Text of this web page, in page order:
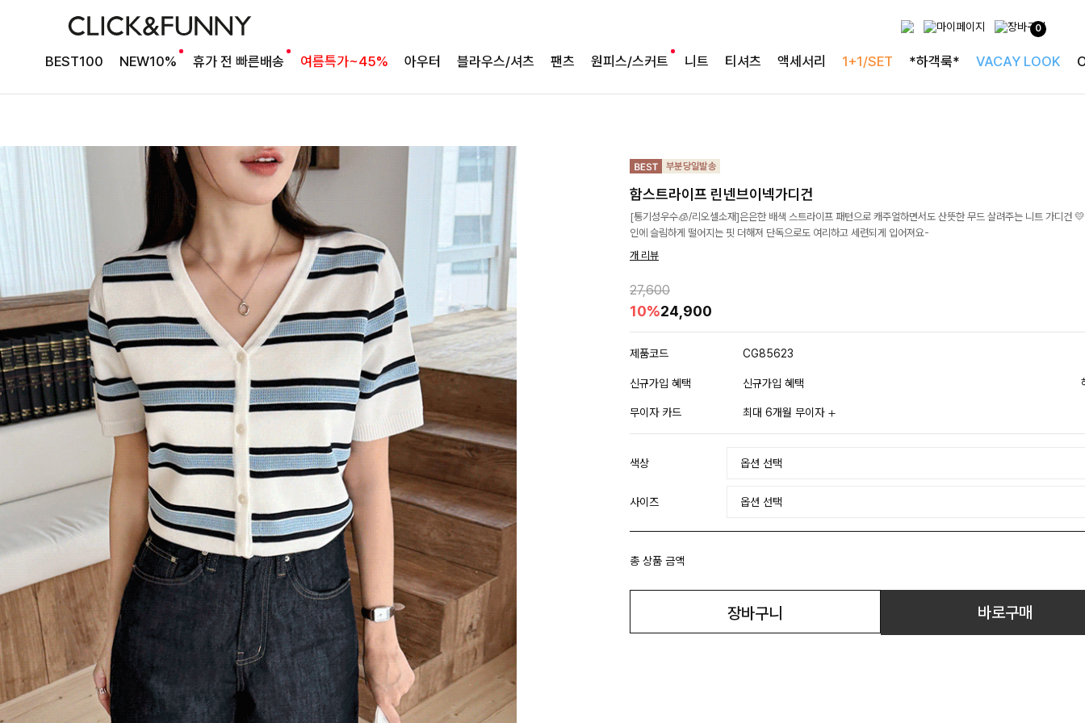
0
BEST100 NEW10% 휴가 전 빠른배송 여름특가~45% 아우터 블라우스/셔츠 팬츠 원피스/스커트 니트 티셔츠 액세서리 1+1/SET *하객룩* VACAY LOOK
함스트라이프 린넨브이넥가디건
[통기성우수🧊/리오셀소재]은은한 배색 스트라이프 패턴으로 캐주얼하면서도 산뜻한 무드 살려주는 니트 가디건
인에 슬림하게 떨어지는 핏 더해져 단독으로도 여리하고 세련되게 입어져요-
개 리뷰
27,600
10%24,900
제품코드 CG85623
신규가입 혜택 신규가입 혜택
무이자 카드 최대 6개월 무이자
색상
사이즈
총 상품 금액
장바구니 바로구매